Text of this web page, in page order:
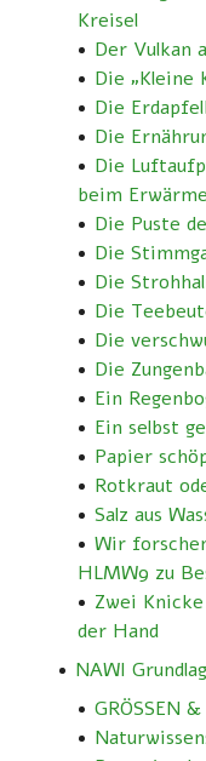
Kreisel
Der Vulkan
Die „Kleine
Die
Die
Die
beim
Die Puste
Die
Die
Die
Die
Die
Ein
Ein selbst
Papier
Rotkraut
Salz aus
Wir
HLMW9 zu
Zwei
der Hand
NAWI
GRÖSSEN